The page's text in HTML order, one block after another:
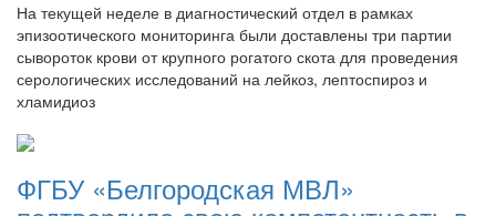
На текущей неделе в диагностический отдел в рамках
эпизоотического мониторинга были доставлены три партии
сывороток крови от крупного рогатого скота для проведения
серологических исследований на лейкоз, лептоспироз и
хламидиоз
ФГБУ «Белгородская МВЛ»